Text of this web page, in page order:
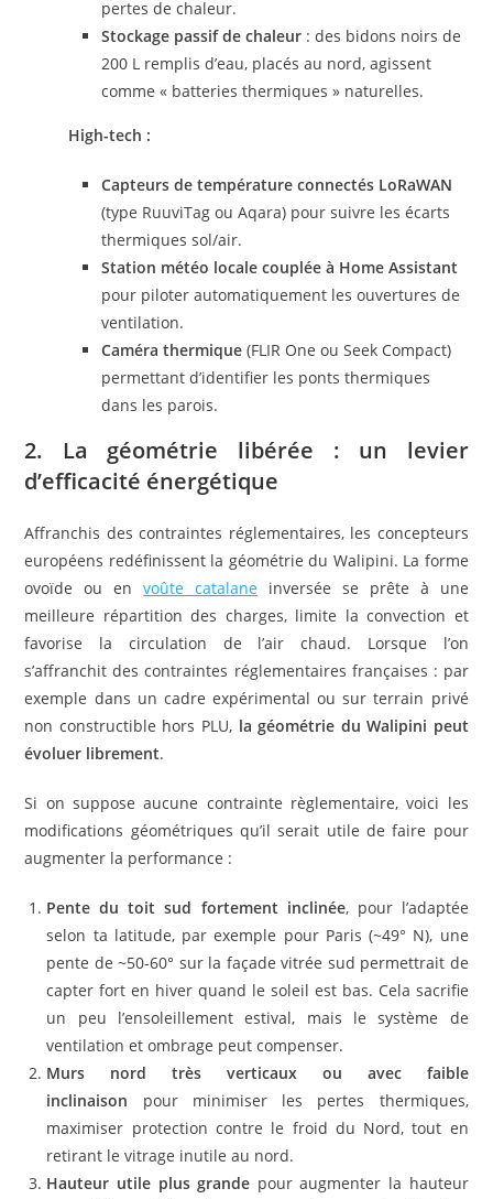
pertes de chaleur.
Stockage passifde chaleur : des bidons noirs de
200 L remplis d’eau, placés au nord, agissent
comme « batteries thermiques » naturelles.
High-tech :
Capteurs de température connectés LoRaWAN
(type RuuviTag ou Aqara) pour suivre les écarts
thermiques sol/air.
Station météo locale couplée à Home Assistant
pour piloter automatiquement les ouvertures de
ventilation.
Caméra thermique (FLIR One ou Seek Compact)
permettant d’identifier les ponts thermiques
dans les parois.
2. La géométrie libérée : un levier
d’efficacité énergétique
Affranchis des contraintes réglementaires, les concepteurs
européens redéfinissent la géométrie du Walipini. La forme
ovoïde ou envoûte catalane inversée se prête à une
meilleure répartition des charges, limite la convection et
favorise la circulation de l’air chaud. Lorsque l’on
s’affranchit des contraintes réglementaires françaises : par
exemple dans un cadre expérimental ou sur terrain privé
non constructible hors PLU, la géométrie du Walipini peut
évoluer librement.
Si on suppose aucune contrainte règlementaire, voici les
modifications géométriques qu’il serait utile de faire pour
augmenter la performance :
Pente du toit sud fortement inclinée, pour l’adaptée
selon ta latitude, par exemple pour Paris (~49° N), une
pente de ~50-60° sur la façade vitrée sud permettrait de
capter fort en hiver quand le soleil est bas. Cela sacrifie
un peu l’ensoleillement estival, mais le système de
ventilation et ombrage peut compenser.
Murs nord très verticaux ou avec faible
inclinaison pour minimiser les pertes thermiques,
maximiser protection contre le froid du Nord, tout en
retirant le vitrage inutile au nord.
Hauteur utile plus grande pour augmenter la hauteur